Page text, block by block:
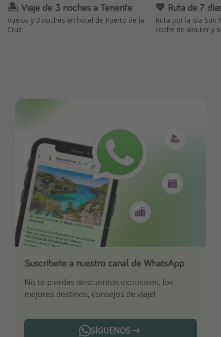
🏝️ Viaje de 3 noches a Tenerife
Vuelos y 3 noches en hotel de Puerto de la
Cruz
💚 Ruta de 7
Ruta por la isla San
coche de alquiler y
Suscríbete a nuestro canal de WhatsApp
No te pierdas descuentos exclusivos, los
mejores destinos, consejos de viaje!
SÍGUENOS
Descarga nuestra app
Sé el primero en reservar nuestros chollazos
¡Suscríbete a nuestro canal de Telegram!
¡Recibe las mejores ofertas seleccionadas para
ti por nuestros expertos en viajes
Telegram